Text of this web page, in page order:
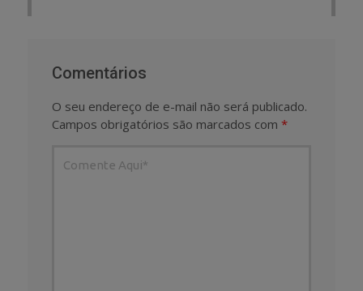
Comentários
O seu endereço de e-mail não será publicado.
Campos obrigatórios são marcados com *